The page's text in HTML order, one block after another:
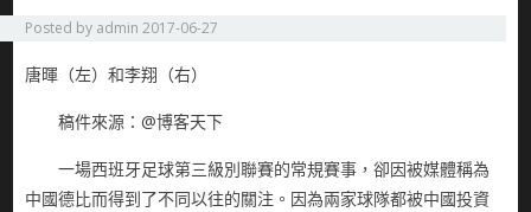
Posted by admin 2017-06-27
唐暉（左）和李翔（右）
稿件來源：@博客天下
一場西班牙足球第三級別聯賽的常規賽事，卻因被媒體稱為
中國德比而得到了不同以往的關注。因為兩家球隊都被中國投資